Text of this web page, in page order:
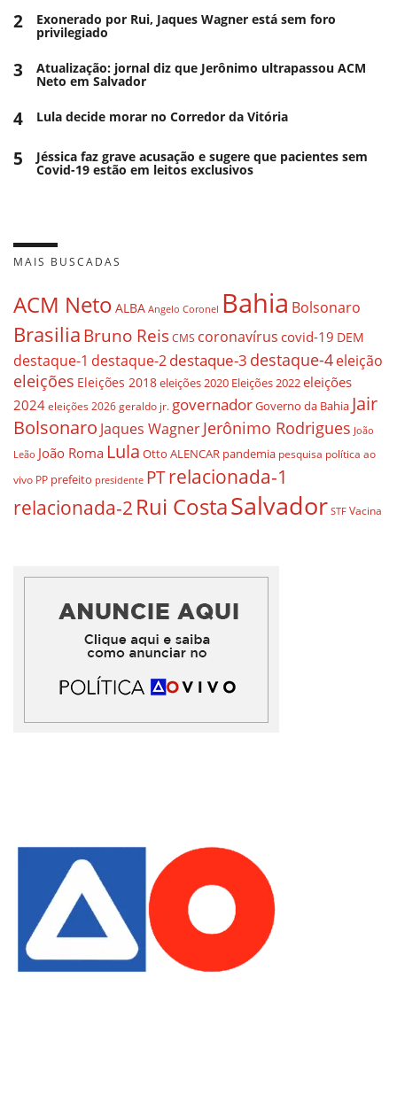
2 Exonerado por Rui, Jaques Wagner está sem foro
privilegiado
3 Atualização: jornal diz que Jerônimo ultrapassou ACM
Neto em Salvador
4 Lula decide morar no Corredor da Vitória
5 Jéssica faz grave acusação e sugere que pacientes sem
Covid-19 estão em leitos exclusivos
MAIS BUSCADAS
ACM Neto ALBA Angelo Coronel Bahia Bolsonaro
BrasiliaBruno ReisCMS coronavírus covid-19 DEM
destaque-1 destaque-2destaque-3 destaque-4eleição
eleições Eleições 2018eleições 2020 Eleições 2022eleições
2024 eleições 2026 geraldo jr. governadorGoverno da Bahia Jair
Bolsonaro Jaques WagnerJerônimo Rodrigues João
Leão João Roma Lula Otto ALENCAR pandemia pesquisa política ao
vivo PP prefeito presidente PTrelacionada-1
relacionada-2 Rui CostaSalvador STF Vacina